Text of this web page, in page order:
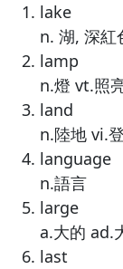
lake
n. 湖, 深紅
lamp
n.燈 vt.照
land
n.陸地 vi.
language
n.語言
large
a.大的 ad.
last